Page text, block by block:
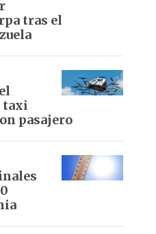
tras el
taxi
pasajero